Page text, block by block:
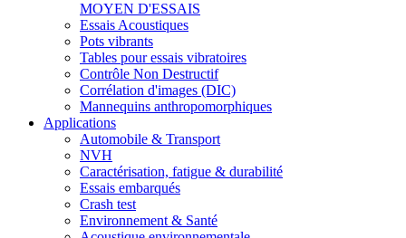
MOYEN D'ESSAIS
Essais Acoustiques
Pots vibrants
Tables pour essais vibratoires
Contrôle Non Destructif
Corrélation d'images (DIC)
Mannequins anthropomorphiques
Applications
Automobile & Transport
NVH
Caractérisation, fatigue & durabilité
Essais embarqués
Crash test
Environnement & Santé